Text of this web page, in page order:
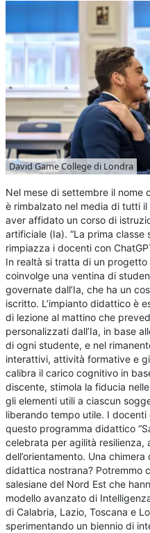
David Game College di Londra
Nel mese di settembre il nome
è rimbalzato nel media di tutti il
aver affidato un corso di
artificiale (Ia). “La prima classe
rimpiazza i docenti con
In realtà si tratta di un
coinvolge una ventina di
governate dall’Ia, che ha un
iscritto. L’impianto didattico è
di lezione al mattino che
personalizzati dall’Ia, in base
di ogni studente, e nel
interattivi, attività formative e
calibra il carico cognitivo in
discente, stimola la fiducia
gli elementi utili a ciascun
liberando tempo utile. I docenti
questo programma didattico
celebrata per agilità
dell’orientamento. Una
didattica nostrana? Potremmo
salesiane del Nord Est che
modello avanzato di
di Calabria, Lazio, Toscana e
sperimentando un biennio di